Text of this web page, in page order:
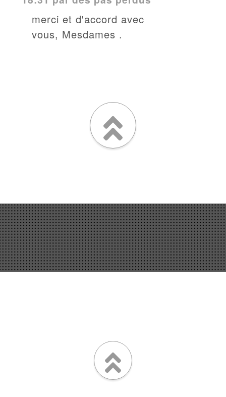
merci et d'accord avec
vous, Mesdames .